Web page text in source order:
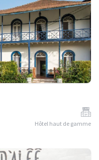
Hôtel haut de gamme